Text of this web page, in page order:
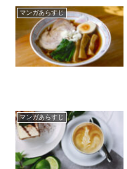
マンガあらすじ
マンガあらすじ